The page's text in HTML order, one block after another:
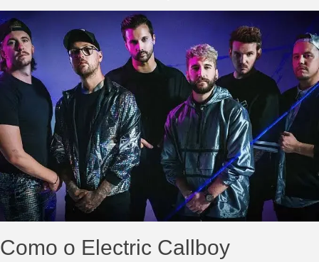
Como o Electric Callboy